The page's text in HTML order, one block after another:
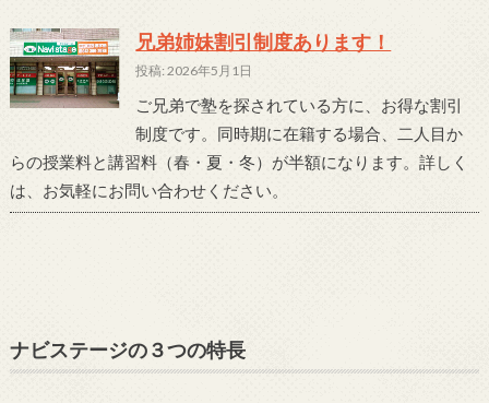
兄弟姉妹割引制度あります！
投稿: 2026年5月1日
ご兄弟で塾を探されている方に、お得な割引
制度です。同時期に在籍する場合、二人目か
らの授業料と講習料（春・夏・冬）が半額になります。詳しく
は、お気軽にお問い合わせください。
ナビステージの３つの特長